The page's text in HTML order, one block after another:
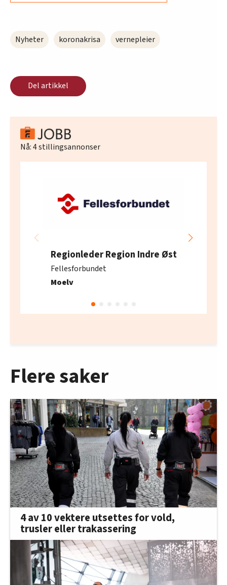
Nyheter koronakrisa vernepleier
Del artikkel
Nå:4stillingsannonser
Regionleder Region Indre Øst
Fellesforbundet
Moelv
Flere saker
4 av 10 vektere utsettes for vold,
trusler eller trakassering